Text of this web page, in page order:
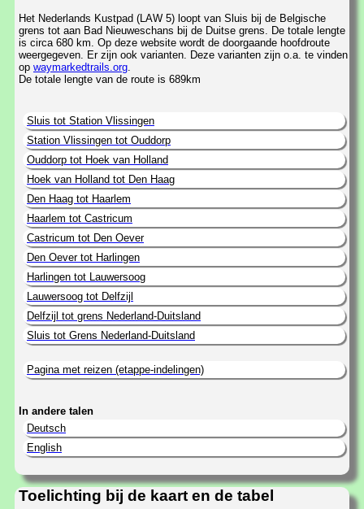
Het Nederlands Kustpad (LAW 5) loopt van Sluis bij de Belgische
grens tot aan Bad Nieuweschans bij de Duitse grens. De totale lengte
is circa 680 km. Op deze website wordt de doorgaande hoofdroute
weergegeven. Er zijn ook varianten. Deze varianten zijn o.a. te vinden
op waymarkedtrails.org
De totale lengte van de route is 689km
Sluis tot Station Vlissingen
Station Vlissingen tot Ouddorp
Ouddorp tot Hoek van Holland
Hoek van Holland tot Den Haag
Den Haag tot Haarlem
Haarlem tot Castricum
Castricum tot Den Oever
Den Oever tot Harlingen
Harlingen tot Lauwersoog
Lauwersoog tot Delfzijl
Delfzijl tot grens Nederland-Duitsland
Sluis tot Grens Nederland-Duitsland
Pagina met reizen (etappe-indelingen)
In andere talen
Deutsch
English
Toelichting bij de kaart en de tabel